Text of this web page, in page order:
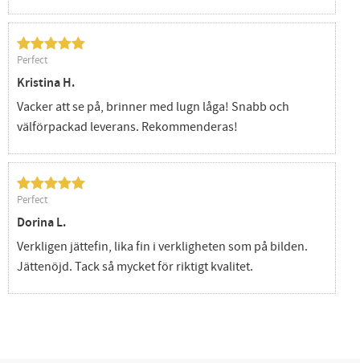
Perfect
Kristina H.
Vacker att se på, brinner med lugn låga! Snabb och
välförpackad leverans. Rekommenderas!
Perfect
Dorina L.
Verkligen jättefin, lika fin i verkligheten som på bilden.
Jättenöjd. Tack så mycket för riktigt kvalitet.